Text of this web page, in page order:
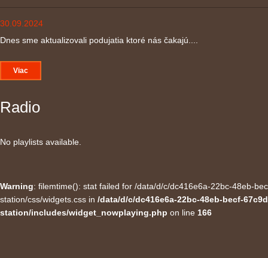
30.09.2024
Dnes sme aktualizovali podujatia ktoré nás čakajú....
Viac
Radio
No playlists available.
Warning: filemtime(): stat failed for /data/d/c/dc416e6a-22bc-48eb-
station/css/widgets.css in /data/d/c/dc416e6a-22bc-48eb-becf-
station/includes/widget_nowplaying.php on line 166